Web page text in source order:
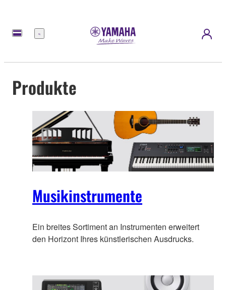
Menü
Produkte
Musikinstrumente
Ein breites Sortiment an Instrumenten erweitert
den Horizont Ihres künstlerischen Ausdrucks.